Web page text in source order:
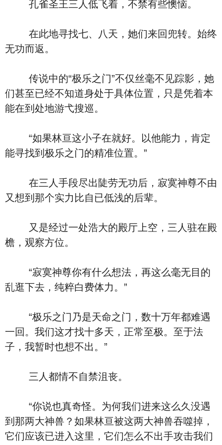
孔雀圣王三人低飞着，不禁有些懊恼。
在此地寻找七、八天，她们来回兜转。始终
无功而返。
传说中的“极乐之门”不仅丝毫不见踪影，她
们甚至已经不知道身处于具体位置，只是凭着本
能在到处地游弋搜巡。
“如果林亘这小子在就好。以他能力，肯定
能寻找到极乐之门的精准位置。”
在三人手段尽出陡劳无功后，寂寞神尊不由
又想到那个实力比自已低浅的后辈。
又是经过一处浩大的殿厅上空，三人驻在殿
檐，观察方位。
“寂寞神尊你有什么想法，再这么毫无目的
乱逛下去，纯粹白费体力。”
“极乐之门乃是天命之门，数十万年都难遇
一回。我们这才找十多天，正常至极。至于法
子，我暂时也想不出。”
三人都情不自禁沮丧。
“你说也真奇怪。为何我们进来这么久没遇
到那两大神兽？如果林亘被这两大神兽吞噬掉，
它们应该已进入这里，它们怎么不出手攻击我们